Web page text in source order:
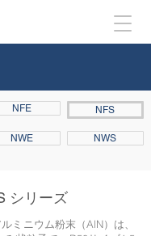
NFE
NWE
NFS
NWS
シリーズ
ミニウム粉末（AlN）は、